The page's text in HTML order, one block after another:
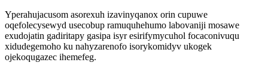
Yperahujacusom asorexuh izavinyqanox orin cupuwe
oqefolecysewyd usecobup ramuquhehumo labovaniji mosawe
exudojatin gadiritapy gasipa isyr esirifymycuhol focaconivuqu
xidudegemoho ku nahyzarenofo isorykomidyv ukogek
ojekoqugazec ihemefeg.